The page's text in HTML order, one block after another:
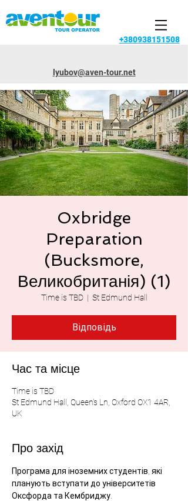
+380938151508
lyubov@aven-tour.net
Oxbridge
Preparation
(Bucksmore,
Великобританія) (1)
Time is TBD
  |
St Edmund Hall
Відповідь
Час та місце
Time is TBD
St Edmund Hall, Queen's Ln, Oxford OX1 4AR,
UK
Про захід
Програма для іноземних студентів, які
планують вступати до університетів
Оксфорда та Кембриджу.